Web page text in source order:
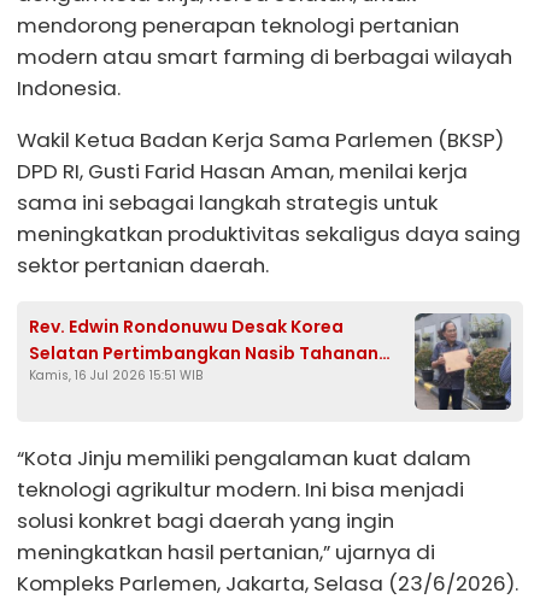
mendorong penerapan teknologi pertanian
modern atau smart farming di berbagai wilayah
Indonesia.
Wakil Ketua Badan Kerja Sama Parlemen (BKSP)
DPD RI, Gusti Farid Hasan Aman, menilai kerja
sama ini sebagai langkah strategis untuk
meningkatkan produktivitas sekaligus daya saing
sektor pertanian daerah.
Rev. Edwin Rondonuwu Desak Korea
Selatan Pertimbangkan Nasib Tahanan
Lansia 95 Tahun
Kamis, 16 Jul 2026 15:51 WIB
“Kota Jinju memiliki pengalaman kuat dalam
teknologi agrikultur modern. Ini bisa menjadi
solusi konkret bagi daerah yang ingin
meningkatkan hasil pertanian,” ujarnya di
Kompleks Parlemen, Jakarta, Selasa (23/6/2026).